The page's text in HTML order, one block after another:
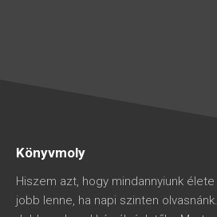
Könyvmoly
Hiszem azt, hogy mindannyiunk élete
jobb lenne, ha napi szinten olvasnánk.